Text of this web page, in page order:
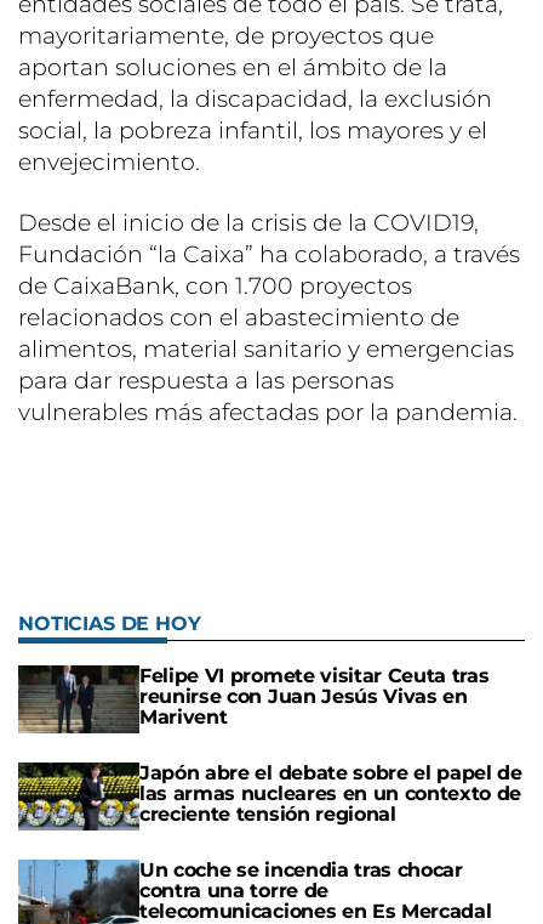
mayoritariamente, de proyectos que
aportan soluciones en el ámbito de la
enfermedad, la discapacidad, la exclusión
social, la pobreza infantil, los mayores y el
envejecimiento.
Desde el inicio de la crisis de la COVID19,
Fundación “la Caixa” ha colaborado, a través
de CaixaBank, con 1.700 proyectos
relacionados con el abastecimiento de
alimentos, material sanitario y emergencias
para dar respuesta a las personas
vulnerables más afectadas por la pandemia.
NOTICIAS DE HOY
Felipe VI promete visitar Ceuta tras
reunirse con Juan Jesús Vivas en
Marivent
Japón abre el debate sobre el papel de
las armas nucleares en un contexto de
creciente tensión regional
Un coche se incendia tras chocar
contra una torre de
telecomunicaciones en Es Mercadal